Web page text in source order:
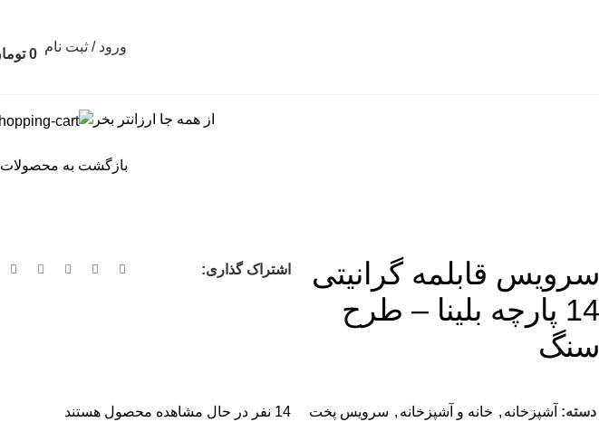
ورود / ثبت نام 0
از همه جا ارزانتر بخر
بازگشت به محصولات
سرویس قابلمه گرانیتی
14 پارچه بلینا – طرح
سنگ
اشتراک گذاری:
دسته: آشپزخانه , خانه و آشپزخانه , سرویس پخت
14 نفر در حال مشاهده محصول هستند